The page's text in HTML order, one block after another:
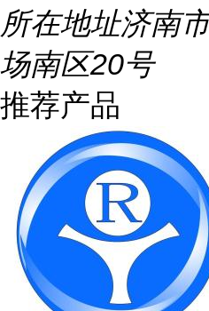
所在地址济南
场南区20号
推荐产品